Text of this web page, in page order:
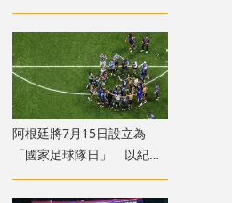
移送西班牙本土
​阿根廷將7月15日設立為
「國家足球隊日」 以紀念
世盃挫英格蘭